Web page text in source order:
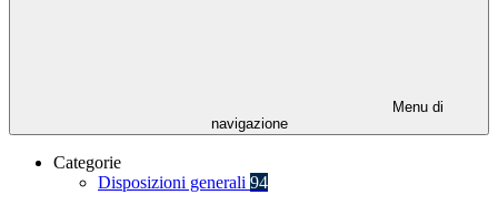
Menu di
navigazione
Categorie
Disposizioni generali 94